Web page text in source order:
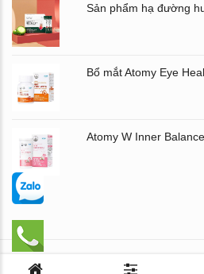
Bổ mắt Atomy Eye
Chịu trách nhiệm nội dung: Mai Thị